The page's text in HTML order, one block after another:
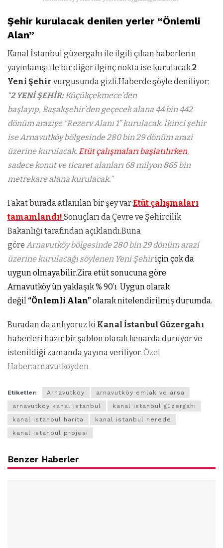
Şehir kurulacak denilen yerler “Önlemli
Alan”
Kanal İstanbul güzergahı ile ilgili çıkan haberlerin
yayınlanışı ile bir diğer ilginç nokta ise kurulacak2
Yeni Şehir vurgusunda gizli.Haberde şöyle deniliyor:
“2 YENİ ŞEHİR:Küçükçekmece’den
başlayıp, Başakşehir’den geçecek alana 44 bin 442
dönüm araziye “Rezerv Alanı 1” kurulacak. İkinci şehir
ise Arnavutköy bölgesinde 280 bin 29 dönüm arazi
üzerine kurulacak. Etüt çalışmaları başlatılırken,
sadece konut ve ticaret alanları 68 milyon 865 bin
metrekare alana kurulacak.”
Fakat burada atlanılan bir şey var:Etüt çalışmaları
tamamlandı! Sonuçları daÇevre ve Şehircilik
Bakanlığı tarafından açıklandı.Buna
göre Arnavutköy bölgesinde 280 bin 29 dönüm arazi
üzerine kurulacağı söylenen Yeni Şehiriçin çok da
uygun olmayabilir.Zira etüt sonucuna göre
Arnavutköy’ün yaklaşık % 90’ı Uygun olarak
değil “Önlemli Alan”olarak nitelendirilmiş durumda.
Buradan da anlıyoruz ki Kanal İstanbul Güzergahı
haberleri hazır bir şablon olarak kenarda duruyor ve
istenildiği zamanda yayına veriliyor. Özel
Haber:arnavutkoyden
Etiketler: Arnavutköy
arnavutköy emlak ve arsa
arnavutköy kanal istanbul
kanal istanbul güzergahı
kanal istanbul harita
kanal istanbul nerede
kanal istanbul projesi
Benzer Haberler